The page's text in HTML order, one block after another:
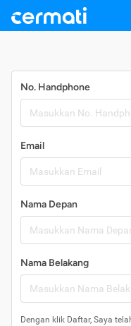
No. Handphone
Email
Nama Depan
Nama Belakang
Dengan klik Daftar, Saya